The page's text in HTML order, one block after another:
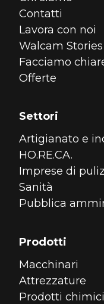
Contatti
Lavora con noi
Walcam Stories
Facciamo
Offerte
Settori
Artigianato e
HO.RE.CA.
Imprese di
Sanità
Pubblica
Prodotti
Macchinari
Attrezzature
Prodotti chimici